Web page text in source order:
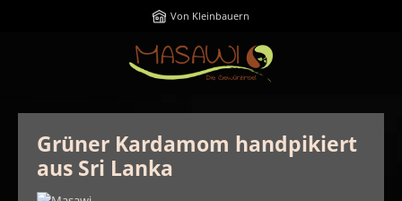
Zum Hauptinhalt springen Von Kleinbauern
Grüner Kardamom handpikiert
aus Sri Lanka